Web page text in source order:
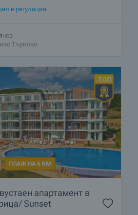
в регулация
Търново
ПЛАЖ НА 6 КМ
апартамент в
Sunset